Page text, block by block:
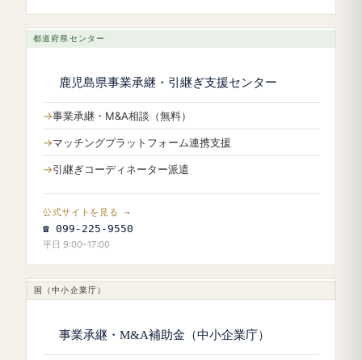
都道府県センター
鹿児島県事業承継・引継ぎ支援センター
事業承継・M&A相談（無料）
マッチングプラットフォーム連携支援
引継ぎコーディネーター派遣
公式サイトを見る →
☎ 099-225-9550
平日 9:00–17:00
国（中小企業庁）
事業承継・M&A補助金（中小企業庁）